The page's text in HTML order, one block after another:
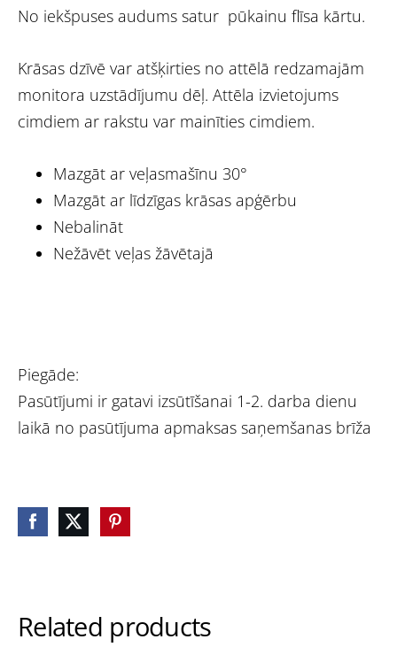
No iekšpuses audums satur pūkainu flīsa kārtu.
Krāsas dzīvē var atšķirties no attēlā redzamajām
monitora uzstādījumu dēļ. Attēla izvietojums
cimdiem ar rakstu var mainīties cimdiem.
Mazgāt ar veļasmašīnu 30°
Mazgāt ar līdzīgas krāsas apģērbu
Nebalināt
Nežāvēt veļas žāvētajā
Piegāde:
Pasūtījumi ir gatavi izsūtīšanai 1-2. darba dienu
laikā no pasūtījuma apmaksas saņemšanas brīža
Related products